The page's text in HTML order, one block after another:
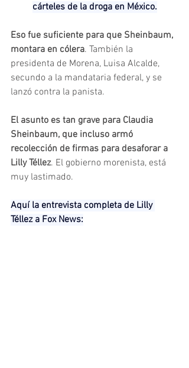
cárteles de la droga en México.
Eso fue suficiente para que Sheinbaum,
montara en cólera. También la
presidenta de Morena, Luisa Alcalde,
secundo a la mandataria federal, y se
lanzó contra la panista.
El asunto es tan grave para Claudia
Sheinbaum, que incluso armó
recolección de firmas para desaforar a
Lilly Téllez. El gobierno morenista, está
muy lastimado.
Aquí la entrevista completa de Lilly
Téllez a Fox News: